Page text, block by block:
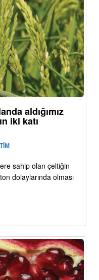
aldığımız
iki katı
sahip olan çeltiğin
dolaylarında olması